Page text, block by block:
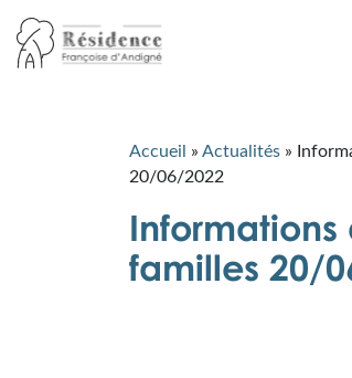
Accueil » Actualités »
20/06/2022
Informations
familles 20/